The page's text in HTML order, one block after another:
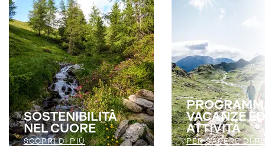
SOSTENIBILITÀ
NEL CUORE
SCOPRI DI PIÙ
VACANZE ED
ATTIVITÀ
PER SAPERE DI